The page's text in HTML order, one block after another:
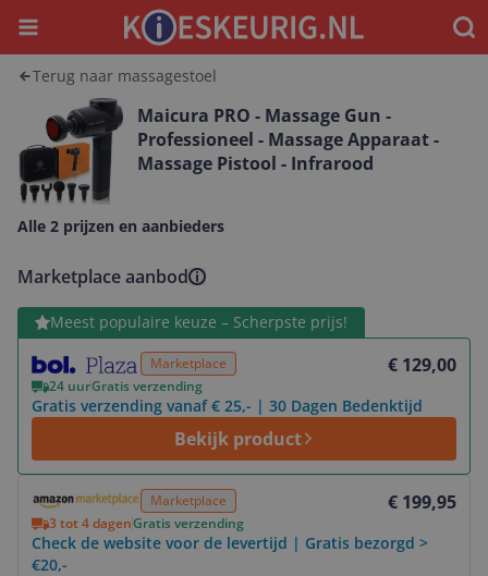
Menu
Terug naar massagestoel
Maicura PRO - Massage Gun -
Professioneel - Massage Apparaat -
Massage Pistool - Infrarood
Alle 2 prijzen en aanbieders
Marketplace aanbod
Meest populaire keuze – Scherpste prijs!
Marketplace € 129,00
24 uurGratis verzending
Gratis verzending vanaf € 25,- | 30 Dagen Bedenktijd
Bekijk product
Bekijk product
Marketplace € 199,95
3 tot 4 dagenGratis verzending
Check de website voor de levertijd | Gratis bezorgd >
€20,-